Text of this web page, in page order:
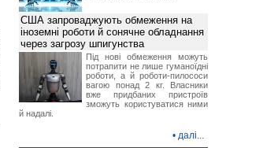
США запроваджують обмеження на
іноземні роботи й сонячне обладнання
через загрозу шпигунства
Під нові обмеження можуть
потрапити не лише гуманоїдні
роботи, а й роботи-пилососи
вагою понад 2 кг. Власники
вже придбаних пристроїв
зможуть користуватися ними
й надалі.
• далі...